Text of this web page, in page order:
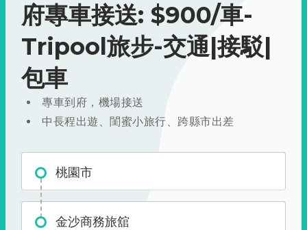
府專車接送: $900/車-
Tripool旅步-交通|接駁|
包車
專車到府，機場接送
中長程出遊、閨蜜小旅行、跨縣市出差
桃園市
金沙商務旅舘